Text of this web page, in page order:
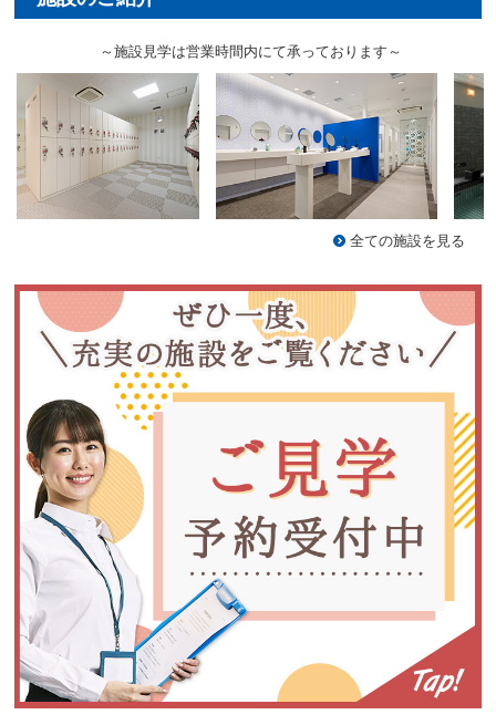
～施設見学は営業時間内にて承っております～
全ての施設を見る